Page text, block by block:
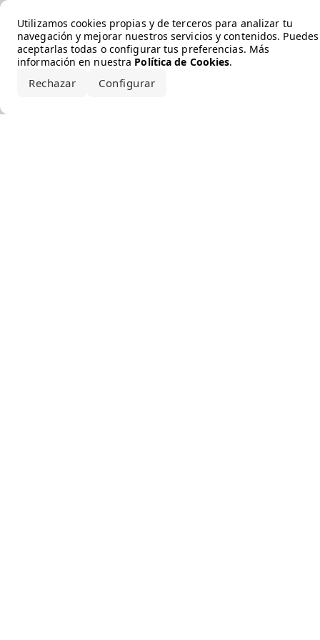
Utilizamos cookies propias y de terceros para analizar tu
navegación y mejorar nuestros servicios y contenidos. Puedes
aceptarlas todas o configurar tus preferencias. Más
información en nuestra Política de Cookies.
Rechazar Configurar
Error loading the brand